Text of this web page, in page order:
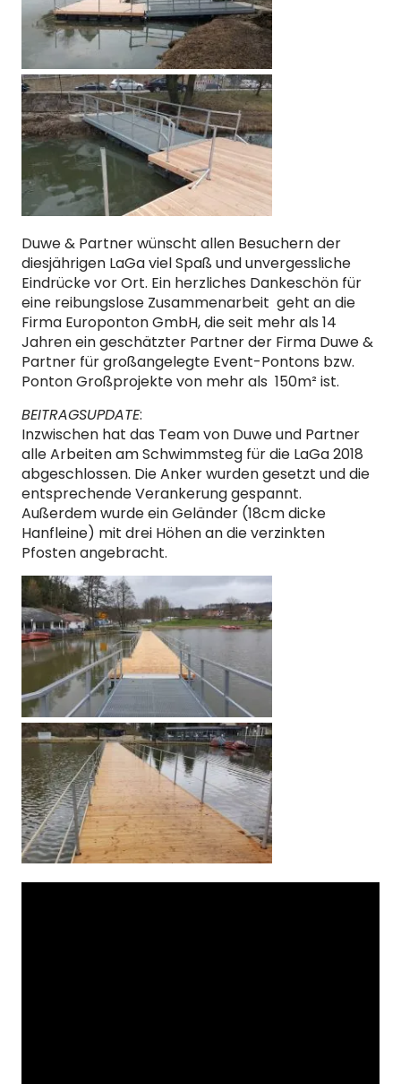
Duwe & Partner wünscht allen Besuchern der
diesjährigen LaGa viel Spaß und unvergessliche
Eindrücke vor Ort. Ein herzliches Dankeschön für
eine reibungslose Zusammenarbeit geht an die
Firma Europonton GmbH, die seit mehr als 14
Jahren ein geschätzter Partner der Firma Duwe &
Partner für großangelegte Event-Pontons bzw.
Ponton Großprojekte von mehr als 150m² ist.
BEITRAGSUPDATE:
Inzwischen hat das Team von Duwe und Partner
alle Arbeiten am Schwimmsteg für die LaGa 2018
abgeschlossen. Die Anker wurden gesetzt und die
entsprechende Verankerung gespannt.
Außerdem wurde ein Geländer (18cm dicke
Hanfleine) mit drei Höhen an die verzinkten
Pfosten angebracht.